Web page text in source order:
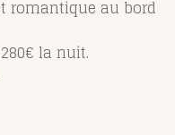
romantique au bord
la nuit.